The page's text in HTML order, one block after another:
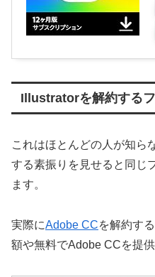
Illustratorを解約する
これはほとんどの人が知ら
する素振りを見せると同じ
ます。
実際にAdobe CCを解約す
額や無料でAdobe CCを提供